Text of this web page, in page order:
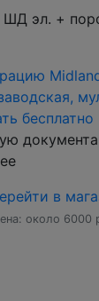
ШД эл. +
бесплатно
в
около 6000